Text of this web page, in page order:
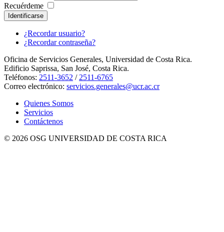
Recuérdeme
Identificarse
¿Recordar usuario?
¿Recordar contraseña?
Oficina de Servicios Generales, Universidad de Costa Rica.
Edificio Saprissa, San José, Costa Rica.
Teléfonos: 2511-3652 /2511-6765
Correo electrónico: servicios.generales@ucr.ac.cr
Quienes Somos
Servicios
Contáctenos
© 2026 OSG UNIVERSIDAD DE COSTA RICA